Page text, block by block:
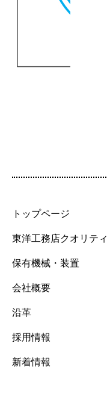
トップページ
東洋工務店クオリティ
保有機械・装置
会社概要
沿革
採用情報
新着情報